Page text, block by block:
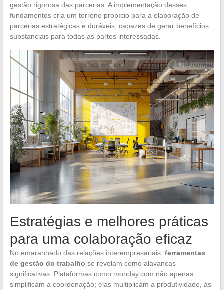
gestão rigorosa das parcerias. A implementação desses
fundamentos cria um terreno propício para a elaboração de
parcerias estratégicas e duráveis, capazes de gerar benefícios
substanciais para todas as partes interessadas.
Estratégias e melhores práticas
para uma colaboração eficaz
No emaranhado das relações interempresariais, ferramentas
de gestão do trabalho se revelam como alavancas
significativas. Plataformas como monday.com não apenas
simplificam a coordenação; elas multiplicam a produtividade, às